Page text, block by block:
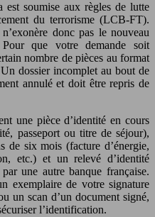
est soumise aux règles de lutte
du terrorisme (LCB-FT).
donc pas le nouveau
que votre demande soit
nombre de pièces au format
dossier incomplet au bout de
annulé et doit être repris de
une pièce d’identité en cours
passeport ou titre de séjour),
six mois (facture d’énergie,
etc.) et un relevé d’identité
une autre banque française.
exemplaire de votre signature
un scan d’un document signé,
l’identification.